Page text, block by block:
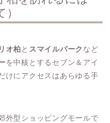
オ柏と スマイルパーク など
を中核とするセブン＆アイ
けにアクセスはあらゆる手
外型ショッピングモールで